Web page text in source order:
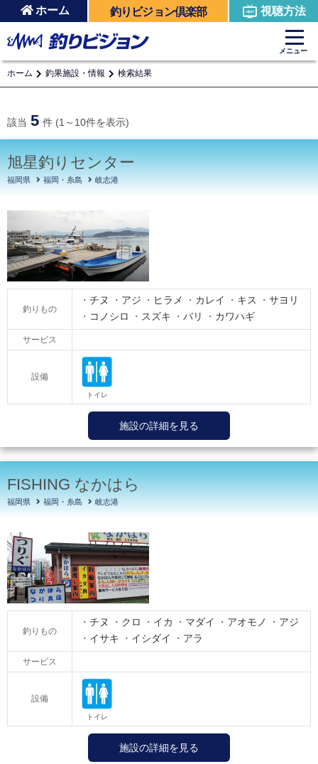
ホーム 釣りビジョン倶楽部 視聴方法
メニュー
ホーム 釣果施設・情報 検索結果
該当 5 件 (1～10件を表示)
旭星釣りセンター
福岡県 福岡・糸島 岐志港
釣りもの
チヌ アジ ヒラメ カレイ キス
サヨリ
コノシロ
スズキ バリ カワハギ
サービス
設備
施設の詳細を見る
FISHING なかはら
福岡県 福岡・糸島 岐志港
釣りもの
チヌ クロ イカ マダイ アオモノ
アジ
イサキ
イシダイ アラ
サービス
設備
施設の詳細を見る